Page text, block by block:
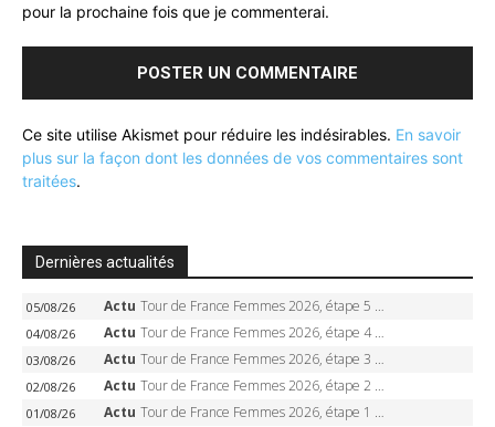
pour la prochaine fois que je commenterai.
Ce site utilise Akismet pour réduire les indésirables. En savoir
plus sur la façon dont les données de vos commentaires sont
traitées.
Dernières actualités
05/08/26 Actu Tour de France Femmes 2026, étape 5 – Demi Vollering gagne à Belleville, Reusser en jaune, Ferrand-Prévot coule
04/08/26 Actu Tour de France Femmes 2026, étape 4 – Marlen Reusser écrase le chrono, Ferrand-Prévot en crise
03/08/26 Actu Tour de France Femmes 2026, étape 3 – Sigrid Haugset en solitaire, 88 km d’échappée, maillot jaune
02/08/26 Actu Tour de France Femmes 2026, étape 2 – Lorena Wiebes doublé à Genève, Markus héroïque, 7e record
01/08/26 Actu Tour de France Femmes 2026, étape 1 – Lorena Wiebes intouchable à Lausanne, premier maillot jaune